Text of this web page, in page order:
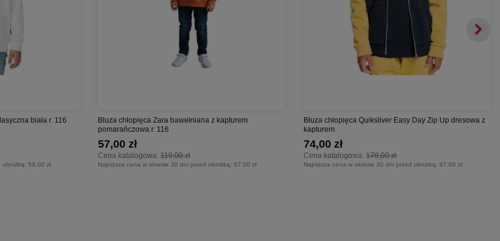
biała r. 116
obniżką: 59,00 zł
Bluza chłopięca Zara bawełniana z kapturem
pomarańczowa r. 116
Cena katalogowa: 119,00 zł
57,00 zł
Najniższa cena w okresie 30 dni przed obniżką: 67,00 zł
Bluza chłopięca Quiksilver Easy Day Zip Up dresowa z
kapturem
Cena katalogowa: 179,00 zł
74,00 zł
Najniższa cena w okresie 30 dni przed obniżką: 87,00 zł